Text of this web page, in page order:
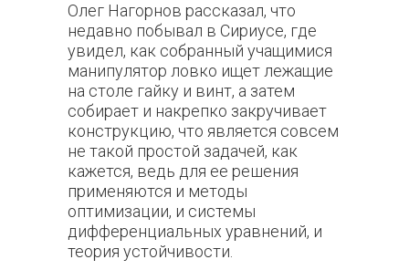
Олег Нагорнов рассказал, что
недавно побывал в Сириусе, где
увидел, как собранный учащимися
манипулятор ловко ищет лежащие
на столе гайку и винт, а затем
собирает и накрепко закручивает
конструкцию, что является совсем
не такой простой задачей, как
кажется, ведь для ее решения
применяются и методы
оптимизации, и системы
дифференциальных уравнений, и
теория устойчивости.